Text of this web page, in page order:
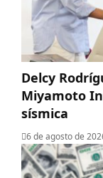
Delcy
Miyamoto
sísmica
6 de agosto de